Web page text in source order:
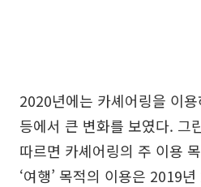
2020년에는 카셰어링을 이
등에서 큰 변화를 보였다. 그
따르면 카셰어링의 주 이용
‘여행’ 목적의 이용은 2019